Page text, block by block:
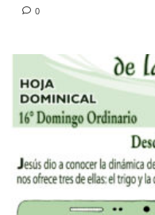
0